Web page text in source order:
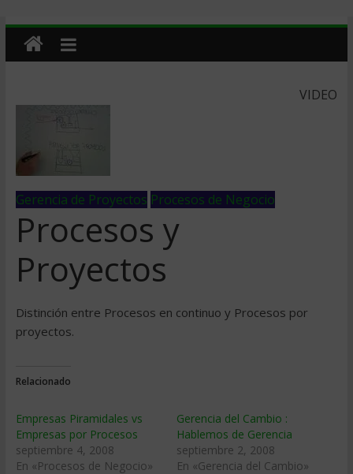
VIDEO
Gerencia de Proyectos Procesos de Negocio
Procesos y
Proyectos
Distinción entre Procesos en continuo y Procesos por
proyectos.
Relacionado
Empresas Piramidales vs
Empresas por Procesos
septiembre 4, 2008
En «Procesos de Negocio»
Gerencia del Cambio :
Hablemos de Gerencia
septiembre 2, 2008
En «Gerencia del Cambio»